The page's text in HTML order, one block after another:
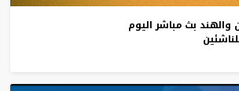
والهند بث مباشر اليوم